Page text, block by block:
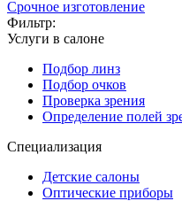
Срочное изготовление
Фильтр:
Услуги в салоне
Подбор линз
Подбор очков
Проверка зрения
Определение полей
Специализация
Детские салоны
Оптические приборы